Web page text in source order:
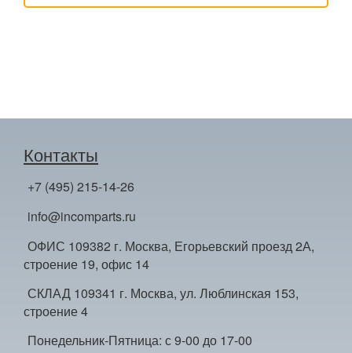
Контакты
+7 (495) 215-14-26
info@incomparts.ru
ОФИС 109382 г. Москва, Егорьевский проезд 2А,
строение 19, офис 14
СКЛАД 109341 г. Москва, ул. Люблинская 153,
строение 4
Понедельник-Пятница: с 9-00 до 17-00